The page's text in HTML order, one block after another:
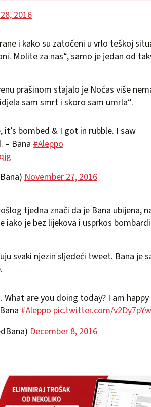
2016
i kako su zatočeni u vrlo teškoj
Molite za nas“, samo je jedan od
prašinom stajalo je Noćas više
sam smrt i skoro sam umrla“.
it’s bombed & I got in rubble. I saw
– Bana#Aleppo
November 27, 2016
tjedna znači da je Bana ubijena,
je bez lijekova i usprkos
svaki njezin sljedeći tweet. Bana je
are you doing today? I am happy
#Aleppo pic.twitter.com/
December 8, 2016